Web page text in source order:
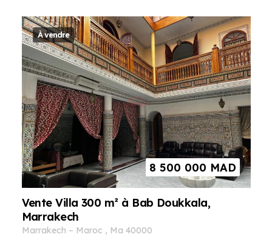
À vendre
8 500 000 MAD
Vente Villa 300 m² à Bab Doukkala,
Marrakech
marrakech – maroc , ma
40000